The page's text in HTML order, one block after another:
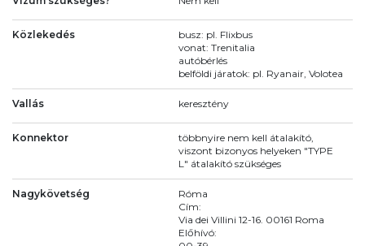
Közlekedés
busz: pl. Flixbus
vonat: Trenitalia
autóbérlés
belföldi járatok: pl. Ryanair, Volotea
Vallás keresztény
Konnektor
többnyire nem kell átalakító,
viszont bizonyos helyeken "TYPE
L" átalakító szükséges
Nagykövetség
Róma
Cím:
Via dei Villini 12-16. 00161 Roma
Előhívó: